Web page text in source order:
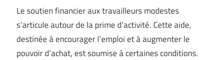
Le soutien financier aux travailleurs modestes
s’articule autour de la prime d’activité. Cette aide,
destinée à encourager l’emploi et à augmenter le
pouvoir d’achat, est soumise à certaines conditions.